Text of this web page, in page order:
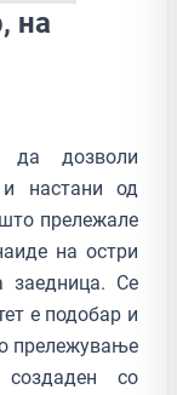
на
да дозволи
и настани од
прележале
на остри
заедница. Се
е подобар и
прележување
со